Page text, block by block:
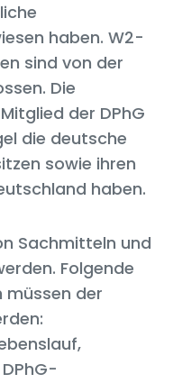
haben. W2-
sind von der
Die
der DPhG
die deutsche
sowie ihren
haben.
Sachmitteln und
Folgende
müssen der